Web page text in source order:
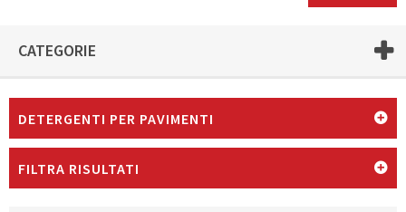
CATEGORIE
DETERGENTI PER PAVIMENTI
FILTRA RISULTATI